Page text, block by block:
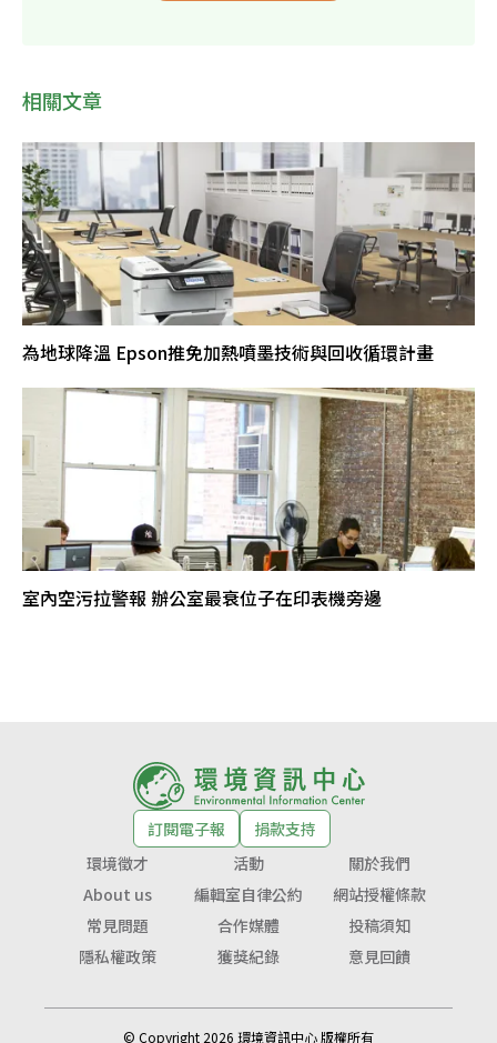
相關文章
為地球降溫 Epson推免加熱噴墨技術與回收循環計畫
室內空污拉警報 辦公室最衰位子在印表機旁邊
訂閱電子報
捐款支持
環境徵才
活動
關於我們
About us
編輯室自律公約
網站授權條款
常見問題
合作媒體
投稿須知
隱私權政策
獲獎紀錄 意見回饋
© Copyright 2026 環境資訊中心 版權所有